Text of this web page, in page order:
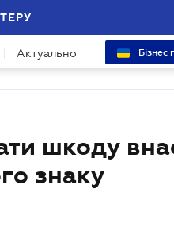
Актуально Бізнес
шкоду
знаку